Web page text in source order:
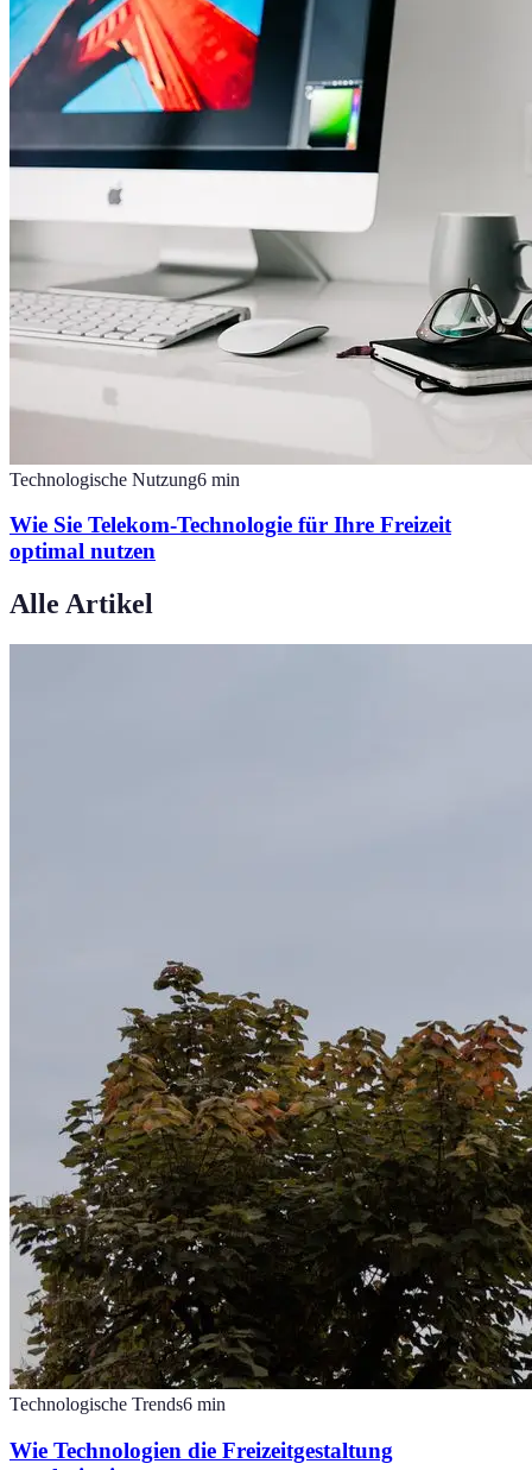
Technologische Nutzung6 min
Wie Sie Telekom-Technologie für Ihre Freizeit
optimal nutzen
Alle Artikel
Technologische Trends6 min
Wie Technologien die Freizeitgestaltung